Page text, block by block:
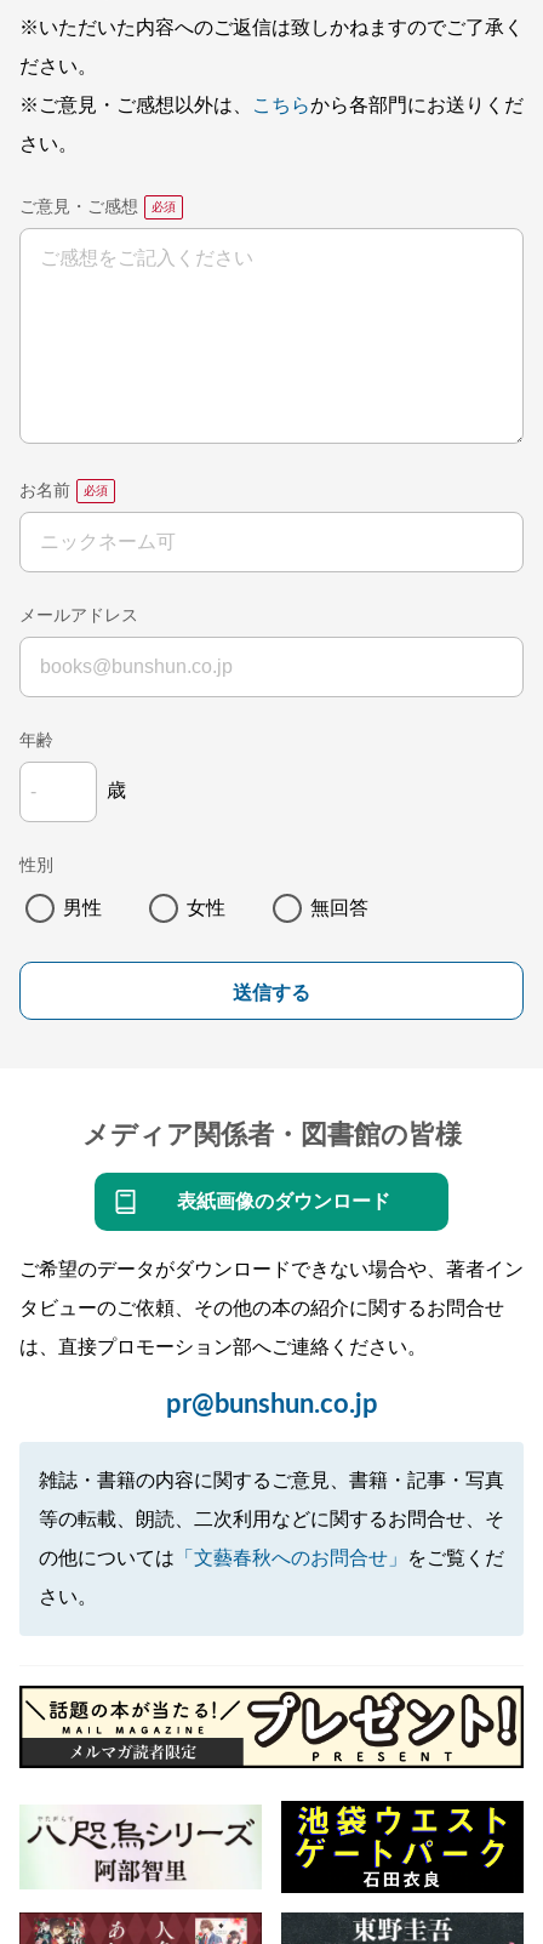
※いただいた内容へのご返信は致しかねますのでご了承く
ださい。
※ご意見・ご感想以外は、
こちらから各部門にお送りくだ
さい。
ご意見・ご感想
お名前
メールアドレス
年齢
歳
性別
男性 女性 無回答
送信する
メディア関係者・図書館の皆様
表紙画像のダウンロード
ご希望のデータがダウンロードできない場合や、著者イン
タビューのご依頼、その他の本の紹介に関するお問合せ
は、直接プロモーション部へご連絡ください。
pr@bunshun.co.jp
雑誌・書籍の内容に関するご意見、書籍・記事・写真
等の転載、朗読、二次利用などに関するお問合せ、そ
の他については 「文藝春秋へのお問合せ」
をご覧くだ
さい。